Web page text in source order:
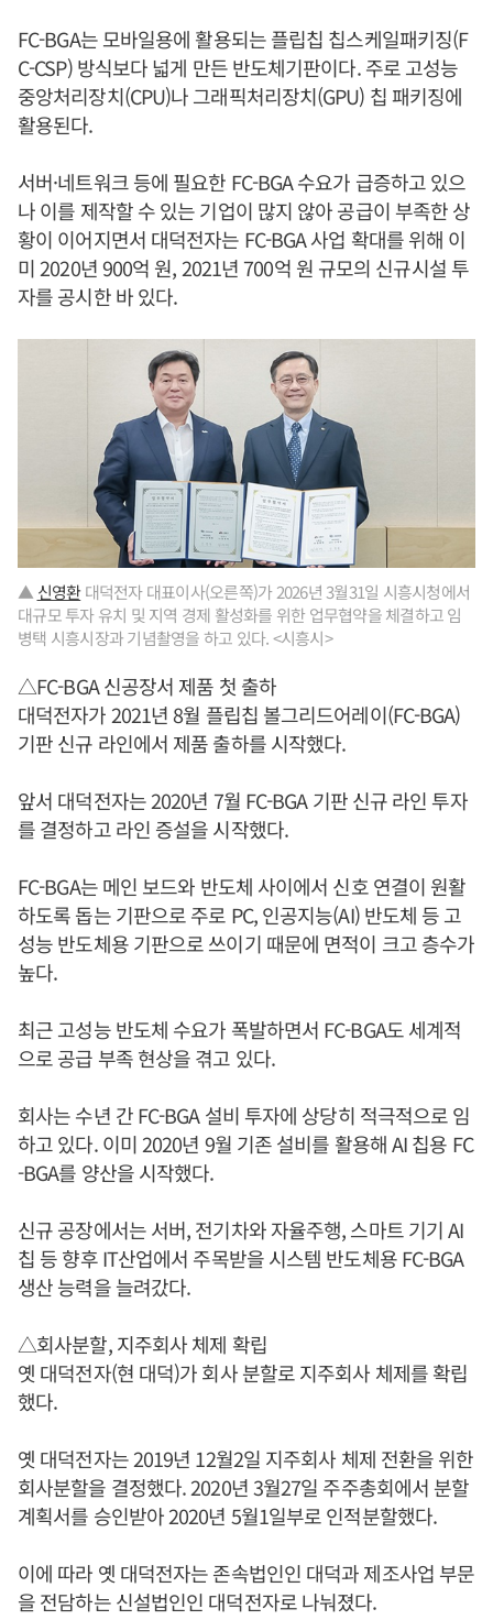
FC-BGA는 모바일용에 활용되는 플립칩 칩스케일패키징(F
C-CSP) 방식보다 넓게 만든 반도체기판이다. 주로 고성능
중앙처리장치(CPU)나 그래픽처리장치(GPU) 칩 패키징에
활용된다.
서버·네트워크 등에 필요한 FC-BGA 수요가 급증하고 있으
나 이를 제작할 수 있는 기업이 많지 않아 공급이 부족한 상
황이 이어지면서 대덕전자는 FC-BGA 사업 확대를 위해 이
미 2020년 900억 원, 2021년 700억 원 규모의 신규시설 투
자를 공시한 바 있다.
▲ 신영환대덕전자 대표이사(오른쪽)가 2026년 3월31일 시흥시청에서
대규모 투자 유치 및 지역 경제 활성화를 위한 업무협약을 체결하고 임
병택 시흥시장과 기념촬영을 하고 있다. <시흥시>
△FC-BGA 신공장서 제품 첫 출하
대덕전자가 2021년 8월 플립칩 볼그리드어레이(FC-BGA)
기판 신규 라인에서 제품 출하를 시작했다.
앞서 대덕전자는 2020년 7월 FC-BGA 기판 신규 라인 투자
를 결정하고 라인 증설을 시작했다.
FC-BGA는 메인 보드와 반도체 사이에서 신호 연결이 원활
하도록 돕는 기판으로 주로 PC, 인공지능(AI) 반도체 등 고
성능 반도체용 기판으로 쓰이기 때문에 면적이 크고 층수가
높다.
최근 고성능 반도체 수요가 폭발하면서 FC-BGA도 세계적
으로 공급 부족 현상을 겪고 있다.
회사는 수년 간 FC-BGA 설비 투자에 상당히 적극적으로 임
하고 있다. 이미 2020년 9월 기존 설비를 활용해 AI 칩용 FC
-BGA를 양산을 시작했다.
신규 공장에서는 서버, 전기차와 자율주행, 스마트 기기 AI
칩 등 향후 IT산업에서 주목받을 시스템 반도체용 FC-BGA
생산 능력을 늘려갔다.
△회사분할, 지주회사 체제 확립
옛 대덕전자(현 대덕)가 회사 분할로 지주회사 체제를 확립
했다.
옛 대덕전자는 2019년 12월2일 지주회사 체제 전환을 위한
회사분할을 결정했다. 2020년 3월27일 주주총회에서 분할
계획서를 승인받아 2020년 5월1일부로 인적분할했다.
이에 따라 옛 대덕전자는 존속법인인 대덕과 제조사업 부문
을 전담하는 신설법인인 대덕전자로 나눠졌다.